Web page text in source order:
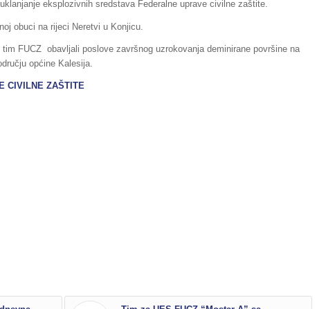
eksplozivnih sredstava Federalne uprave civilne zaštite.
obuci na rijeci Neretvi u Konjicu.
tim FUCZ obavljali poslove završnog uzrokovanja deminirane površine na
općine Kalesija.
CIVILNE ZAŠTITE